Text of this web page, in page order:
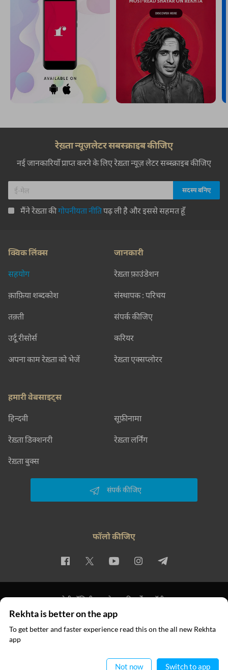
रेख़्ता न्यूज़लेटर सबस्क्राइब कीजिए
नई जानकारियाँ प्राप्त करने के लिए रेख़्ता न्यूज़ लेटर सब्स्क्राइब कीजिए
मैंने रेख़्ता कीगोपनीयता नीतिपढ़ ली है और इससे सहमत हूँ
क्विक लिंक्स
सहयोग
क़ाफ़िया शब्दकोश
तक़्ती
उर्दू रीसोर्स
अपना काम रेख़्ता को भेजें
जानकारी
रेख़्ता फ़ाउंडेशन
संस्थापक : परिचय
संपर्क कीजिए
करियर
रेख़्ता एक्सप्लोरर
हमारी वेबसाइट्स
हिन्दवी सूफ़ीनामा
रेख़्ता डिक्शनरी रेख़्ता लर्निंग
रेख़्ता बुक्स
संपर्क कीजिए
फॉलो कीजिए
प्राइवेसी पॉलिसी इस्तेमाल की शर्तें कॉपीराइट
© 2026 Rekhta™ Foundation. All rights reserved.
Rekhta is better on the app
To get better and faster experience read this on the all new Rekhta
app
Not now Switch to app